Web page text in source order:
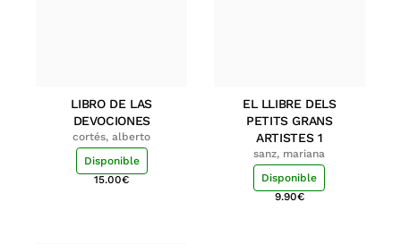
LIBRO DE LAS
DEVOCIONES
cortés, alberto
Disponible
15.00€
EL LLIBRE DELS
PETITS GRANS
ARTISTES 1
sanz, mariana
Disponible
9.90€